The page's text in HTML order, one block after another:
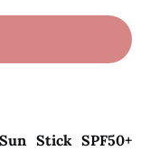
Stick SPF50+